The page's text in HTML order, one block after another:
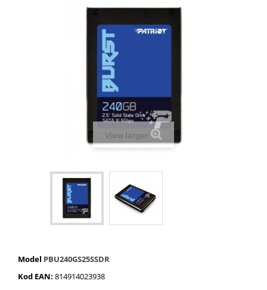
View larger
Model PBU240GS25SSDR
Kod EAN: 814914023938